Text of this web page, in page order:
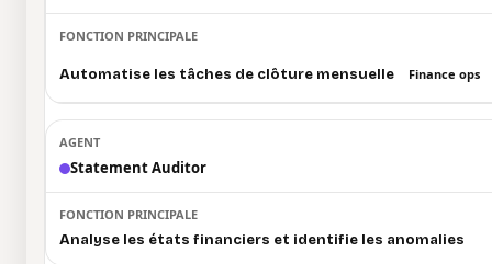
Automatise les tâches de clôture mensuelle Finance ops
Statement Auditor
Analyse les états financiers et identifie les anomalies